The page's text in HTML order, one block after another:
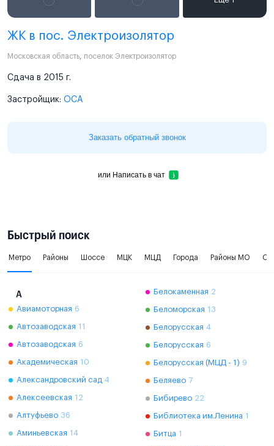
ЖК в пос. Электроизолятор
Московская область, поселок Электроизолятор
Сдача в 2015 г.
Застройщик: ОСА
Заказать обратный звонок
или Написать в чат
Быстрый поиск
Метро Районы Шоссе МЦК МЦД Города Районы МО
А
Авиамоторная 6
Автозаводская 11
Автозаводская 6
Академическая 10
Александровский сад 4
Алексеевская 12
Алтуфьево 36
Аминьевская 14
Белокаменная 2
Беломорская 13
Белорусская 4
Белорусская 6
Белорусская (МЦД - 1) 9
Беляево 7
Бибирево 22
Библиотека им.Ленина 1
Битца 1